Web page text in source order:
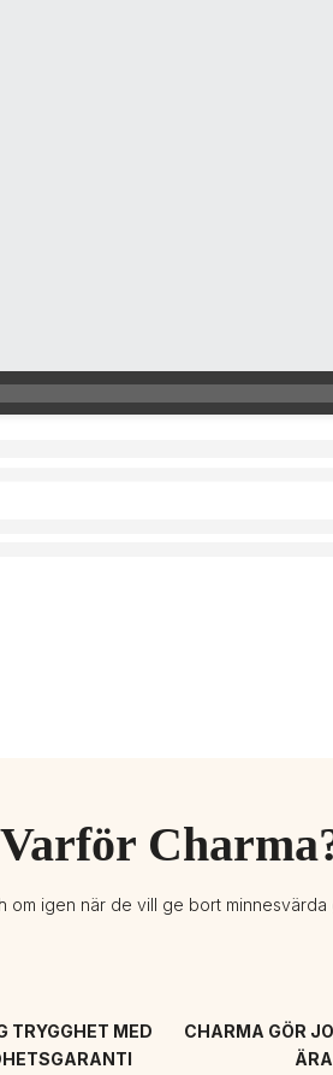
Varför
igen när de vill ge bort
TRYGGHET MED
CHARMA GÖR